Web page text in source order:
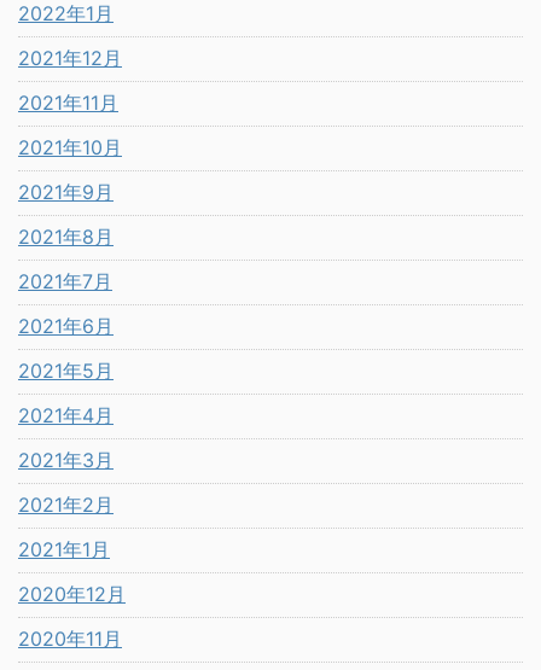
2022年1月
2021年12月
2021年11月
2021年10月
2021年9月
2021年8月
2021年7月
2021年6月
2021年5月
2021年4月
2021年3月
2021年2月
2021年1月
2020年12月
2020年11月